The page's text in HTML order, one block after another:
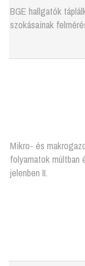
BGE hallgatók
szokásainak
Mikro- és
folyamatok múltban
jelenben II.